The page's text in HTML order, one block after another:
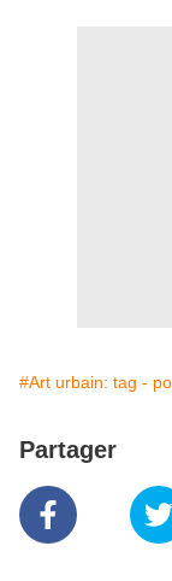
#Art urbain: tag -
Partager